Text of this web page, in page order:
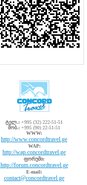
ტელ.: +995 (32) 222-51-51
მობ.: +995 (90) 22-51-51
WWW:
http://www.concordtravel.ge
WAP:
http://wap.concordtravel.ge
ფორუმი:
http://forum.concordtravel.ge
E-mail:
contact@concordtravel.ge